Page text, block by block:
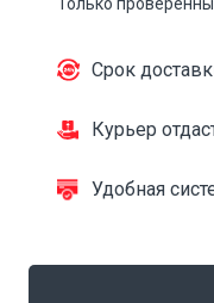
Срок
Курьер
Удобная